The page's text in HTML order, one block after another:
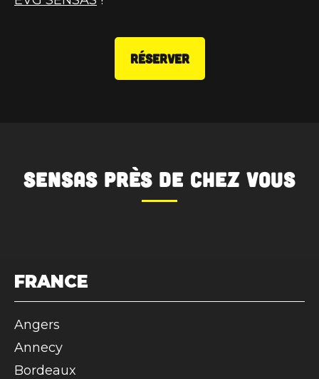
RÉSERVER
SENSAS près de chez vous
FRANCE
Angers
Annecy
Bordeaux